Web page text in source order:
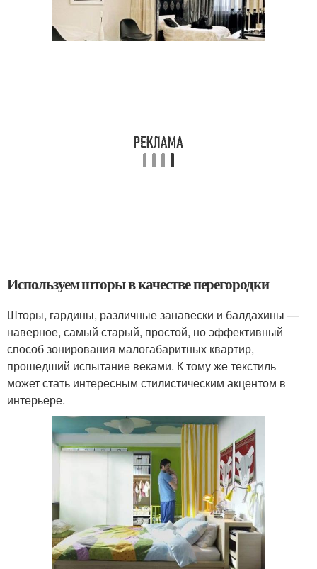
Используем шторы в качестве перегородки
Шторы, гардины, различные занавески и балдахины —
наверное, самый старый, простой, но эффективный
способ зонирования малогабаритных квартир,
прошедший испытание веками. К тому же текстиль
может стать интересным стилистическим акцентом в
интерьере.